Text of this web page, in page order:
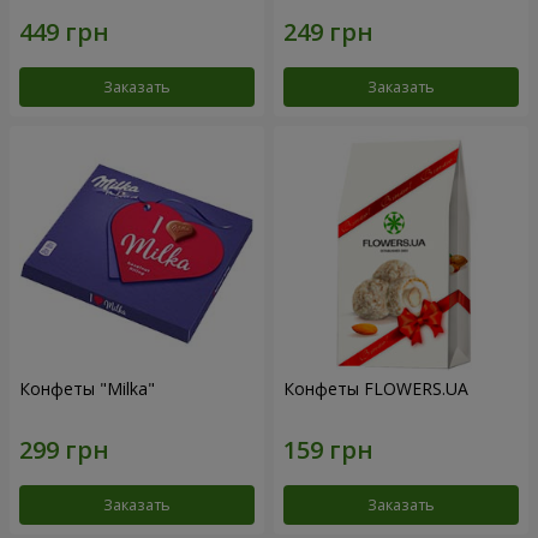
Заказать Заказать
Конфеты "Milka"
Заказать
Конфеты FLOWERS.UA
Заказать